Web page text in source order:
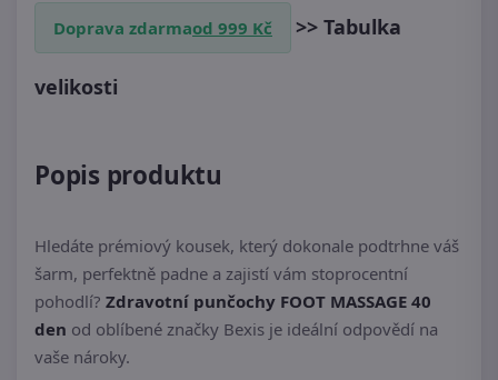
Doprava zdarmaod 999 Kč >> Tabulka
velikosti
Popis produktu
Hledáte prémiový kousek, který dokonale podtrhne váš
šarm, perfektně padne a zajistí vám stoprocentní
pohodlí? Zdravotní punčochy FOOT MASSAGE 40
den od oblíbené značky Bexis je ideální odpovědí na
vaše nároky.